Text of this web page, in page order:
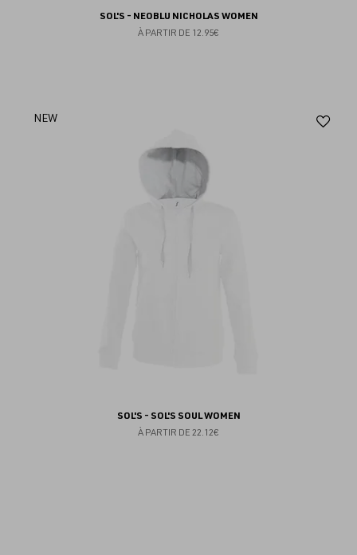
SOL'S - NEOBLU NICHOLAS WOMEN
À PARTIR DE 12.95€
NEW
SOL'S - SOL'S SOUL WOMEN
À PARTIR DE 22.12€